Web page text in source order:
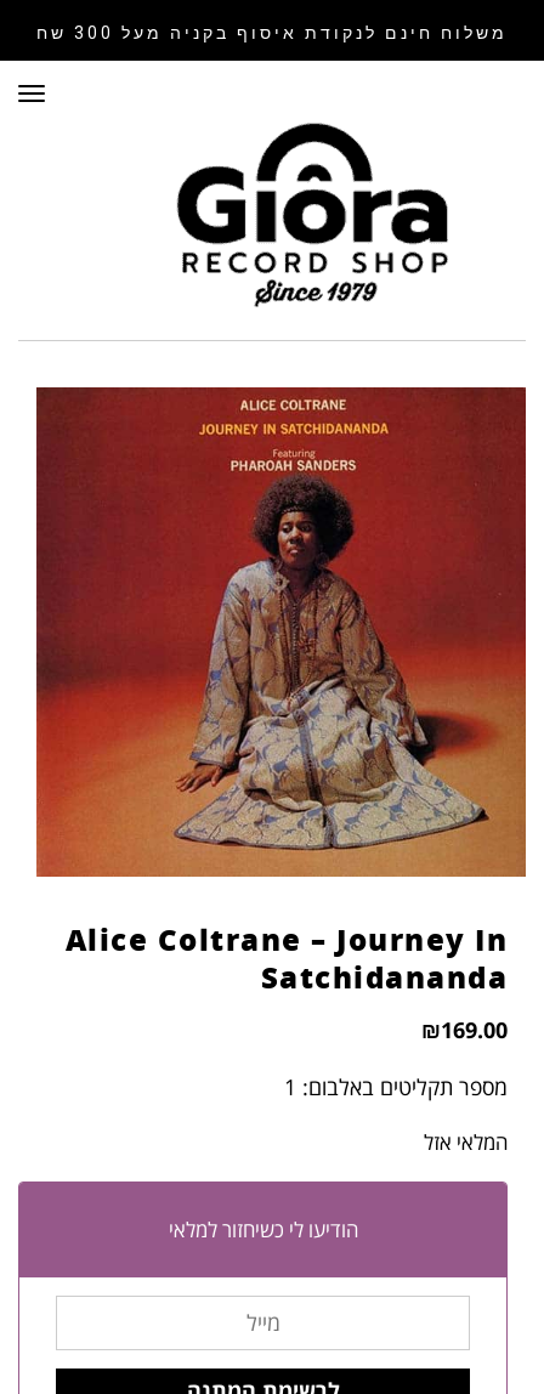
משלוח חינם לנקודת איסוף בקניה מעל 300 שח
Alice Coltrane – Journey In
Satchidananda
₪169.00
מספר תקליטים באלבום: 1
המלאי אזל
הודיעו לי כשיחזור למלאי